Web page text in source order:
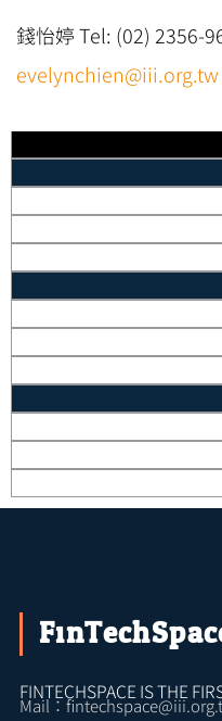
錢怡婷 Tel: (02) 2356-
evelynchien@iii.org.tw
FINTECHSPACE IS THE
Mail：